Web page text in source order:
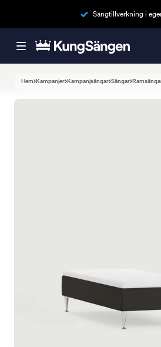
Sängtillverkning i
Hem Kampanjer Kampanjsängar Sängar